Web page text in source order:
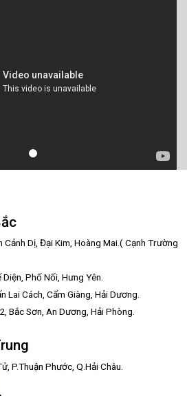
Cảnh Dị, Đại Kim, Hoàng Mai.( Cạnh Trường
Phố Nối, Hưng Yên.
Lai Cách, Cẩm Giàng, Hải Dương.
Bắc Sơn, An Dương, Hải Phòng.
P.Thuận Phước, Q.Hải Châu.